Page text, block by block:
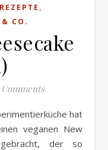
REZEPTE ,
& CO.
Comments
veganen New
der so